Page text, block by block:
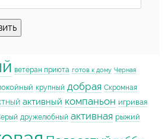
ветеран приюта готов к дому Черная
крупный добрая Скромная
активный компаньон игривая
дружелюбный активная рыжий